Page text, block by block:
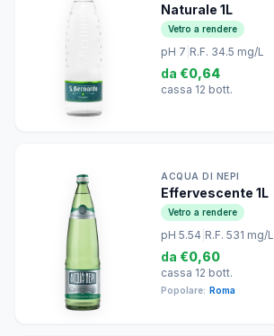
Naturale 1L
Vetro a rendere
pH 7 R.F. 34.5 mg/L
da €0,64
cassa 12 bott.
ACQUA DI NEPI
Effervescente 1L
Vetro a rendere
pH 5.54 R.F. 531 mg/L
da €0,60
cassa 12 bott.
Popolare: Roma